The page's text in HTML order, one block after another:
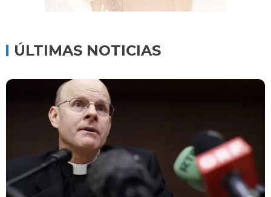
ÚLTIMAS NOTICIAS